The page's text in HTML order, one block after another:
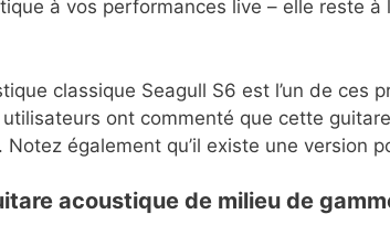
à vos performances live – elle reste à
classique Seagull S6 est l’un de ces
ont commenté que cette
également qu’il existe une version
acoustique de milieu de